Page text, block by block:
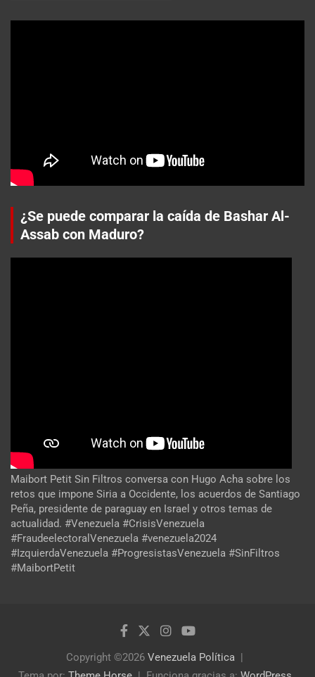
¿Se puede comparar la caída de Bashar Al-
Assab con Maduro?
Maibort Petit Sin Filtros conversa con Hugo Acha sobre los
retos que impone Siria a Occidente, los acuerdos de Santiago
Peña, presidente de paraguay en Israel y otros temas de
actualidad. #Venezuela #CrisisVenezuela
#FraudeelectoralVenezuela #venezuela2024
#IzquierdaVenezuela #ProgresistasVenezuela #SinFiltros
#MaibortPetit
Copyright ©2026 Venezuela Política